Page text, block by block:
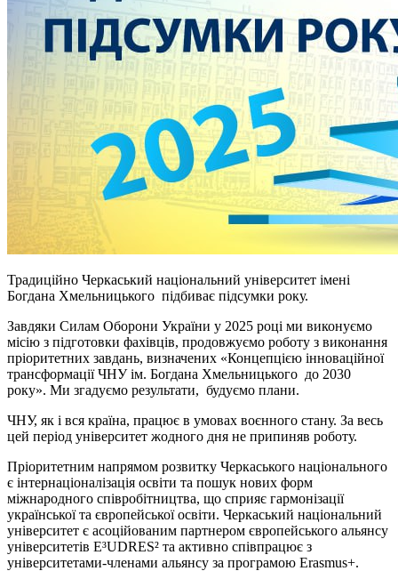
Традиційно Черкаський національний університет імені
Богдана Хмельницького підбиває підсумки року.
Завдяки Силам Оборони України у 2025 році ми виконуємо
місію з підготовки фахівців, продовжуємо роботу з виконання
пріоритетних завдань, визначених «Концепцією інноваційної
трансформації ЧНУ ім. Богдана Хмельницького до 2030
року». Ми згадуємо результати, будуємо плани.
ЧНУ, як і вся країна, працює в умовах воєнного стану. За весь
цей період університет жодного дня не припиняв роботу.
Пріоритетним напрямом розвитку Черкаського національного
є інтернаціоналізація освіти та пошук нових форм
міжнародного співробітництва, що сприяє гармонізації
української та європейської освіти. Черкаський національний
університет є асоційованим партнером європейського альянсу
університетів E³UDRES² та активно співпрацює з
університетами-членами альянсу за програмою Erasmus+.